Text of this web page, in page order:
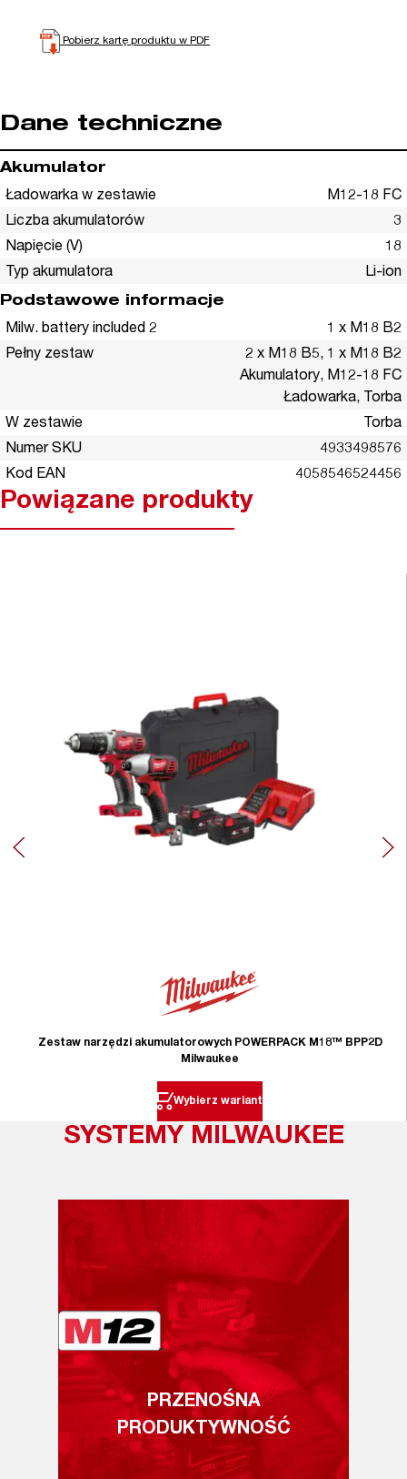
Pobierz kartę produktu w PDF
Dane techniczne
Akumulator
Ładowarka w zestawie
M12-18 FC
Liczba akumulatorów
3
Napięcie (V)
18
Typ akumulatora
Li-ion
Podstawowe informacje
Milw. battery included 2
1 x M18 B2
Pełny zestaw
2 x M18 B5, 1 x M18 B2
Akumulatory, M12-18 FC
Ładowarka, Torba
W zestawie
Torba
Numer SKU
4933498576
Kod EAN
4058546524456
Powiązane produkty
Zestaw narzędzi akumulatorowych POWERPACK M18™ BPP2D
Milwaukee
Wybierz wariant
SYSTEMY MILWAUKEE
PRZENOŚNA
PRODUKTYWNOŚĆ